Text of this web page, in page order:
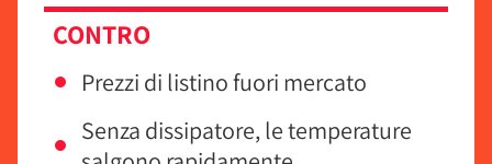
CONTRO
Prezzi di listino fuori mercato
Senza dissipatore, le temperature